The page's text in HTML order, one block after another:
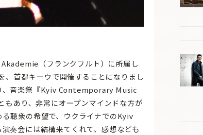
（フランクフルト）に所属し
、首都キーウで開催することになりまし
、音楽祭『Kyiv Contemporary Music
あり、非常にオープンマインドな方が
聴衆の希望で、ウクライナでのKyiv
奏会には結構来てくれて、感想なども